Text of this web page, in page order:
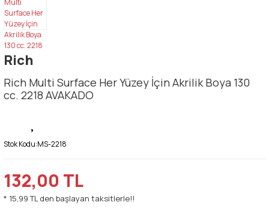
Rich
Rich Multi Surface Her Yüzey İçin Akrilik Boya 130
cc. 2218 AVAKADO
Stok Kodu:MS-2218
132,00 TL
* 15,99 TL den başlayan taksitlerle!!